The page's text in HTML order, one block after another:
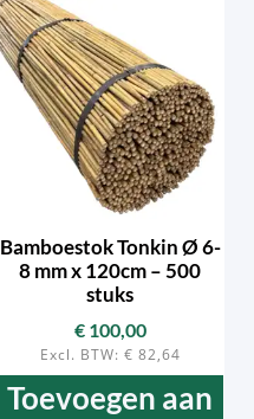
Bamboestok Tonkin Ø 6-
8 mm x 120cm – 500
stuks
€100,00
Excl. BTW: € 82,64
Toevoegen aan